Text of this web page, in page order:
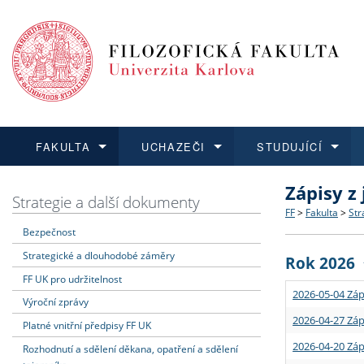
FAKULTA
Dozvědět se více
Struktura
Strategie
Podpora
UCHAZEČI
Podat přihlášku
Co
Učitelské
STUDUJÍCÍ
Dozvědět se více
Rigorózní
Dozvědět se více
O vědě a
Granty a
Dozvědět se více
Aktuální
Strategie a další dokumenty
Bezpečnost
Strategické a dlouhodobé záměry
FF UK pro udržitelnost
Výroční zprávy
Platné vnitřní předpisy FF UK
Rozhodnutí a sdělení děkana, opatření a sdělení
Zápisy
FF > Fakulta >
Rok 2026
2026-05-04
2026-04-27
2026-04-20